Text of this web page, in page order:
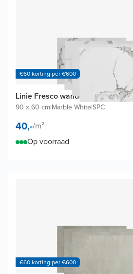
€60 korting per €600
Linie Fresco wandtegels (4 tegels)
90 x 60 cm|Marble White|SPC
40,-/m²
Op voorraad
€60 korting per €600